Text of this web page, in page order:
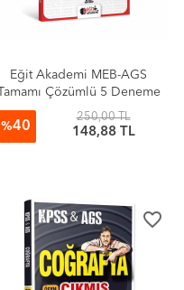
Eğit Akademi MEB-AGS
Tamamı Çözümlü 5 Deneme
%40
250,00 TL
148,88 TL
favorite_border